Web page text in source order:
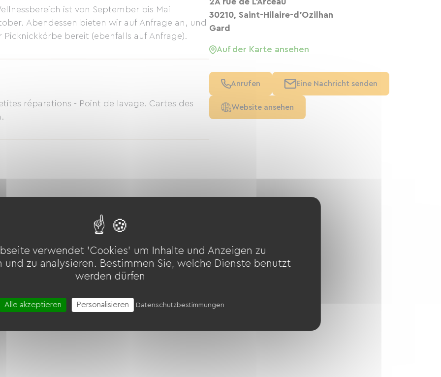
ist von September bis Mai
Abendessen bieten wir auf Anfrage an, und
bereit (ebenfalls auf Anfrage).
réparations - Point de lavage. Cartes des
Bügelausrüstung
Waschmaschine
30210, Saint-Hilaire-d'Ozilhan
Gard
Auf der Karte ansehen
Anrufen Eine Nachricht senden
Website ansehen
verwendet 'Cookies' um Inhalte und Anzeigen zu
und zu analysieren. Bestimmen Sie, welche Dienste benutzt
werden dürfen
Alle akzeptieren Personalisieren Datenschutzbestimmungen